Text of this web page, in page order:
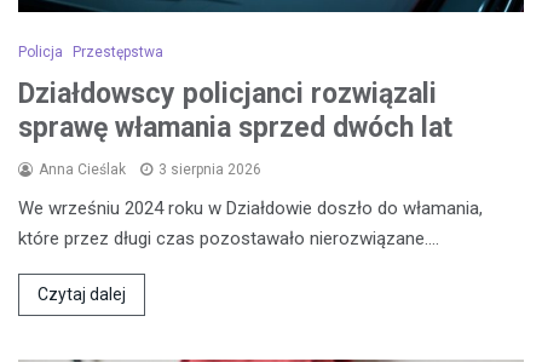
Policja Przestępstwa
Działdowscy policjanci rozwiązali
sprawę włamania sprzed dwóch lat
Anna Cieślak 3 sierpnia 2026
We wrześniu 2024 roku w Działdowie doszło do włamania,
które przez długi czas pozostawało nierozwiązane.…
Czytaj dalej